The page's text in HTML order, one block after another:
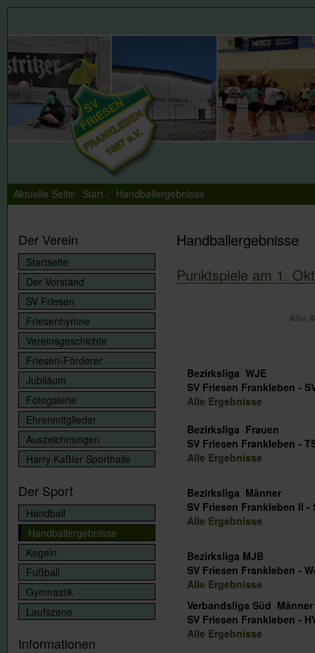
Aktuelle Seite: Start Handballergebnisse
Handballergebnisse
Punktspiele am 1.
Alle
Bezirksliga WJE
SV Friesen
Alle Ergebnisse
Bezirksliga Frauen
SV Friesen
Alle Ergebnisse
Bezirksliga Männer
SV Friesen Frankleben II -
Alle Ergebnisse
Bezirksliga MJB
SV Friesen
Alle Ergebnisse
Verbandsliga Süd Männer
SV Friesen
Alle Ergebnisse
Der Verein
Startseite
Der Vorstand
SV Friesen
Friesenhymne
Vereinsgeschichte
Friesen-Förderer
Jubiläum
Fotogalerie
Ehrenmitglieder
Auszeichnungen
Harry Kaßler Sporthalle
Der Sport
Handball
Handballergebnisse
Kegeln
Fußball
Gymnastik
Laufszene
Informationen